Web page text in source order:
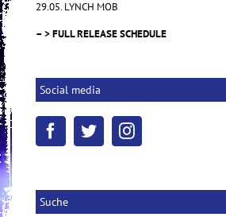
29.05. LYNCH MOB
– > FULL RELEASE SCHEDULE
Social media
Suche